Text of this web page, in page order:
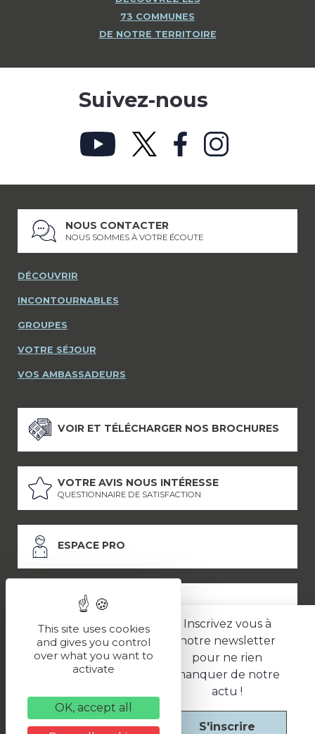
Inscrivez vous à
notre newsletter
pour ne rien
manquer de notre
actu !
S'inscrire
73 COMMUNES
DE NOTRE TERRITOIRE
Suivez-nous
NOUS CONTACTER
NOUS SOMMES À VOTRE ÉCOUTE
DÉCOUVRIR
INCONTOURNABLES
GROUPES
VOTRE SÉJOUR
VOS AMBASSADEURS
VOIR ET TÉLÉCHARGER NOS BROCHURES
VOTRE AVIS NOUS INTÉRESSE
QUESTIONNAIRE DE SATISFACTION
ESPACE PRO
ESPACE PRESSE
LES PARTENAIRES
Politique de confidentialité
Une réalisation
This site uses cookies
and gives you control
over what you want to
activate
OK, accept all